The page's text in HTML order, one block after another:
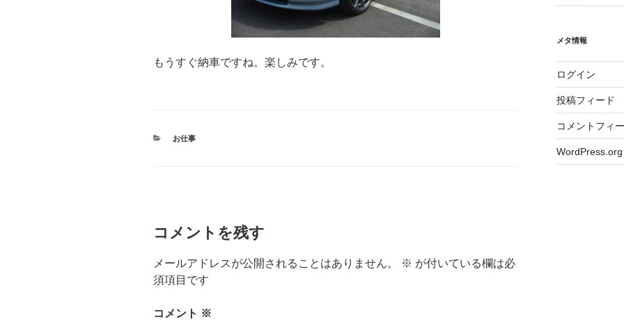
もうすぐ納車ですね。楽しみです。
カ
お仕事
コメントを残す
メールアドレスが公開されることはありません。 ※ が付いている欄は必
須項目です
コメント ※
メタ情報
ログイン
投稿フィード
コメントフィ
WordPress.org